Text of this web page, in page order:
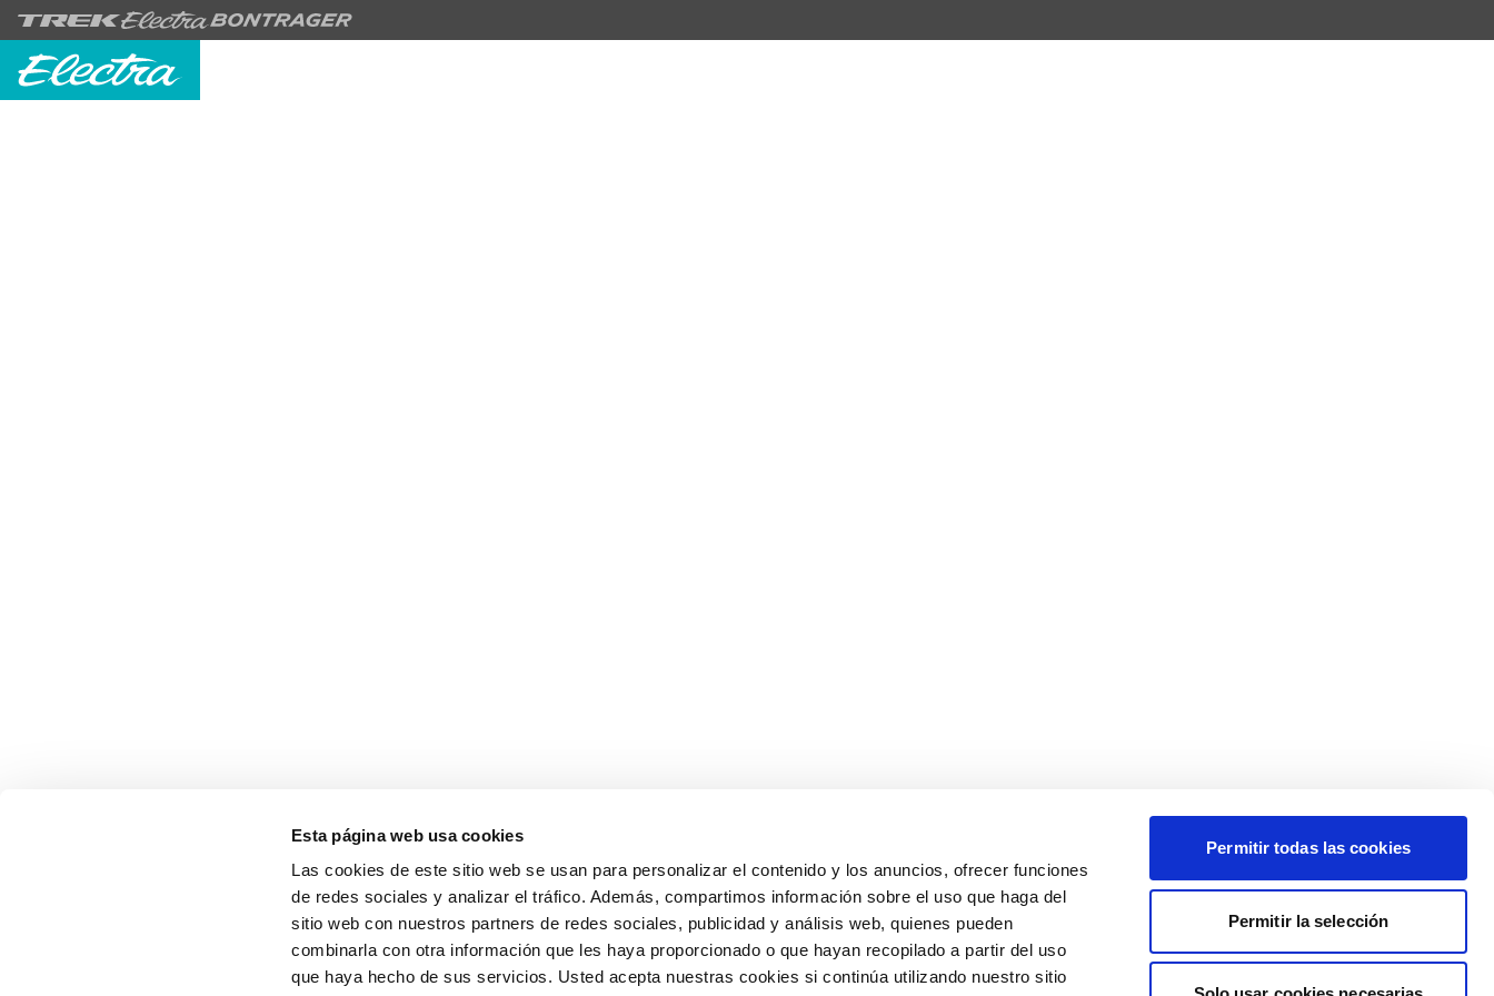
Esta página web usa cookies
Las cookies de este sitio web se usan para personalizar el contenido y los anuncios, ofrecer funciones
de redes sociales y analizar el tráfico. Además, compartimos información sobre el uso que haga del
sitio web con nuestros partners de redes sociales, publicidad y análisis web, quienes pueden
combinarla con otra información que les haya proporcionado o que hayan recopilado a partir del uso
que haya hecho de sus servicios. Usted acepta nuestras cookies si continúa utilizando nuestro sitio
Permitir todas las cookies
Permitir la selección